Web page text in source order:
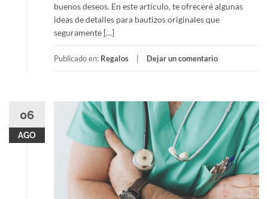
buenos deseos. En este artículo, te ofreceré algunas
ideas de detalles para bautizos originales que
seguramente […]
Publicado en: Regalos Dejar un comentario
06
AGO